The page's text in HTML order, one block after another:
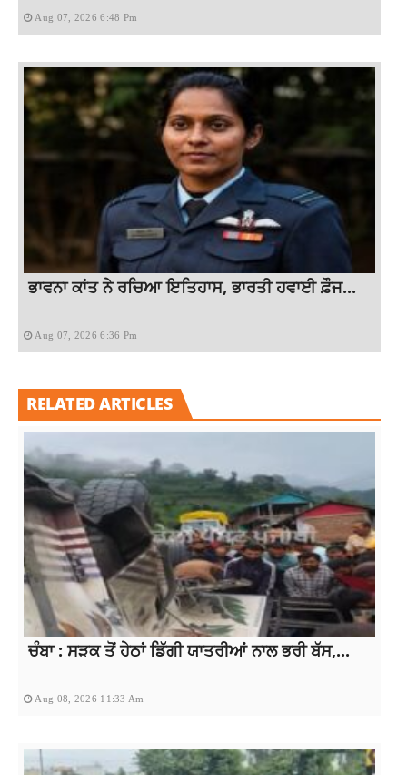
Aug 07, 2026 6:48 Pm
ਭਾਵਨਾ ਕਾਂਤ ਨੇ ਰਚਿਆ ਇਤਿਹਾਸ, ਭਾਰਤੀ ਹਵਾਈ ਫ਼ੌਜ...
Aug 07, 2026 6:36 Pm
RELATED ARTICLES
ਚੰਬਾ : ਸੜਕ ਤੋਂ ਹੇਠਾਂ ਡਿੱਗੀ ਯਾਤਰੀਆਂ ਨਾਲ ਭਰੀ ਬੱਸ,...
Aug 08, 2026 11:33 Am